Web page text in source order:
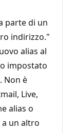
parte di un
indirizzo."
alias al
impostato
Non è
Live,
alias o
un altro